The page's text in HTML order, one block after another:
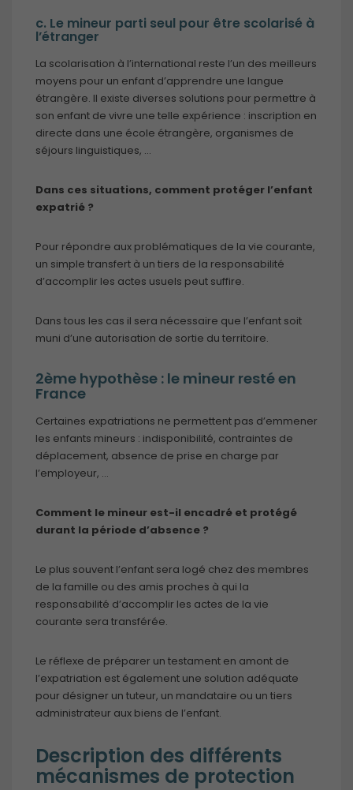
c. Le mineur parti seul pour être scolarisé à
l’étranger
La scolarisation à l’international reste l’un des meilleurs
moyens pour un enfant d’apprendre une langue
étrangère. Il existe diverses solutions pour permettre à
son enfant de vivre une telle expérience : inscription en
directe dans une école étrangère, organismes de
séjours linguistiques, …
Dans ces situations, comment protéger l’enfant
expatrié ?
Pour répondre aux problématiques de la vie courante,
un simple transfert à un tiers de la responsabilité
d’accomplir les actes usuels peut suffire.
Dans tous les cas il sera nécessaire que l’enfant soit
muni d’une autorisation de sortie du territoire.
2ème hypothèse : le mineur resté en
France
Certaines expatriations ne permettent pas d’emmener
les enfants mineurs : indisponibilité, contraintes de
déplacement, absence de prise en charge par
l’employeur, …
Comment le mineur est-il encadré et protégé
durant la période d’absence ?
Le plus souvent l’enfant sera logé chez des membres
de la famille ou des amis proches à qui la
responsabilité d’accomplir les actes de la vie
courante sera transférée.
Le réflexe de préparer un testament en amont de
l’expatriation est également une solution adéquate
pour désigner un tuteur, un mandataire ou un tiers
administrateur aux biens de l’enfant.
Description des différents
mécanismes de protection